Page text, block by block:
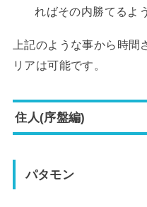
ればその内勝てるよ
上記のような事から時
リアは可能です。
住人(序盤編)
パタモン